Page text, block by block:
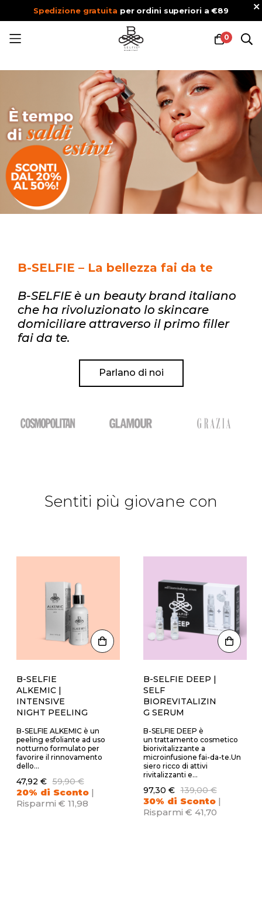
Spedizione gratuita per ordini superiori a €89
0
al
B-SELFIE – La bellezza fai da te
B-SELFIE è un beauty brand italiano
che ha rivoluzionato lo skincare
domiciliare attraverso il primo filler
fai da te.
Parlano di noi
Sentiti più giovane con
B-SELFIE
ALKEMIC |
INTENSIVE
NIGHT PEELING
B-SELFIE ALKEMIC è un
peeling esfoliante ad uso
notturno formulato per
favorire il rinnovamento
dello...
47,92 € 59,90 €
20% di Sconto|
Risparmi € 11,98
B-SELFIE DEEP |
SELF
BIOREVITALIZIN
G SERUM
B-SELFIE DEEP è
un trattamento cosmetico
biorivitalizzante a
microinfusione fai-da-te.Un
siero ricco di attivi
rivitalizzanti e...
97,30 € 139,00 €
30% di Sconto|
Risparmi € 41,70